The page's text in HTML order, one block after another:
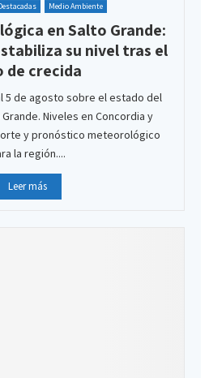
Medio Ambiente
en Salto Grande:
su nivel tras el
de crecida
5 de agosto sobre el estado del
Niveles en Concordia y
y pronóstico meteorológico
la región....
Leer más